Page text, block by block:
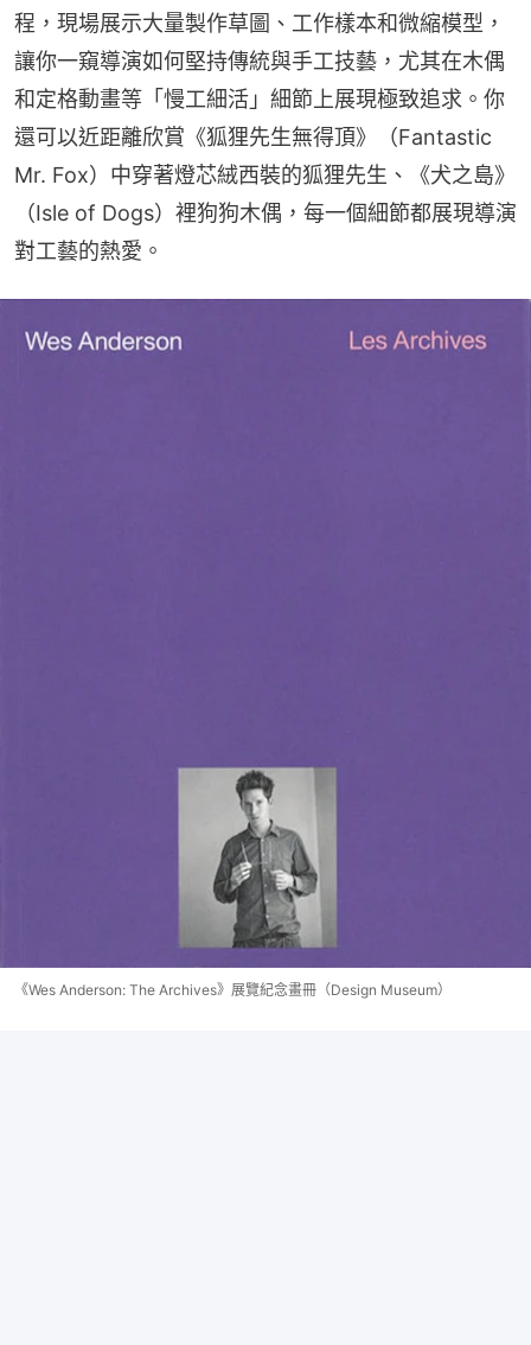
程，現場展示大量製作草圖、工作樣本和微縮模型，
讓你一窺導演如何堅持傳統與手工技藝，尤其在木偶
和定格動畫等「慢工細活」細節上展現極致追求。你
還可以近距離欣賞《狐狸先生無得頂》（Fantastic
Mr. Fox）中穿著燈芯絨西裝的狐狸先生、《犬之島》
（Isle of Dogs）裡狗狗木偶，每一個細節都展現導演
對工藝的熱愛。
《Wes Anderson: The Archives》展覽紀念畫冊（Design Museum）